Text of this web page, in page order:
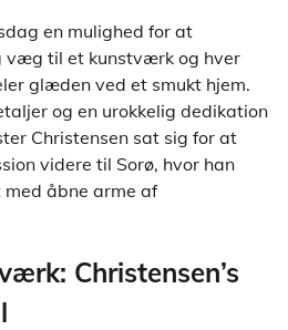
en mulighed for at
væg til et kunstværk og hver
glæden ved et smukt hjem.
og en urokkelig dedikation
Christensen sat sig for at
videre til Sorø, hvor han
åbne arme af
Christensen’s